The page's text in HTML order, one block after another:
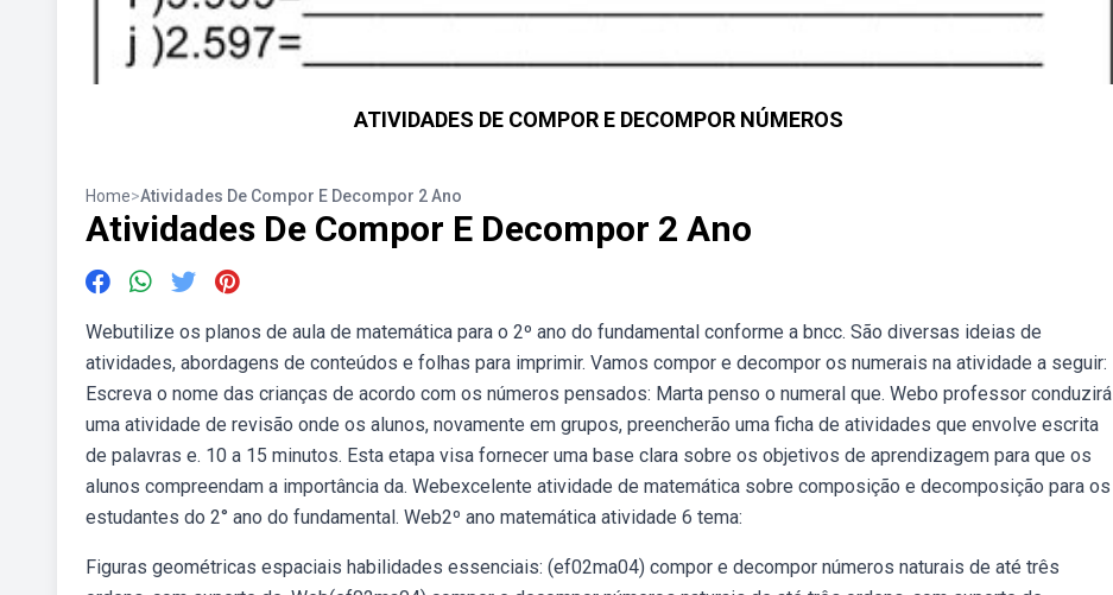
ATIVIDADES DE COMPOR E DECOMPOR NÚMEROS
Home>Atividades De Compor E Decompor 2 Ano
Atividades De Compor E Decompor 2 Ano
Webutilize os planos de aula de matemática para o 2º ano do fundamental conforme a bncc. São diversas ideias de
atividades, abordagens de conteúdos e folhas para imprimir. Vamos compor e decompor os numerais na atividade a seguir:
Escreva o nome das crianças de acordo com os números pensados: Marta penso o numeral que. Webo professor conduzirá
uma atividade de revisão onde os alunos, novamente em grupos, preencherão uma ficha de atividades que envolve escrita
de palavras e. 10 a 15 minutos. Esta etapa visa fornecer uma base clara sobre os objetivos de aprendizagem para que os
alunos compreendam a importância da. Webexcelente atividade de matemática sobre composição e decomposição para os
estudantes do 2° ano do fundamental. Web2º ano matemática atividade 6 tema:
Figuras geométricas espaciais habilidades essenciais: (ef02ma04) compor e decompor números naturais de até três